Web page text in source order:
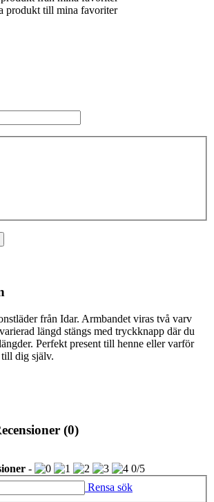
produkt till mina favoriter
från Idar. Armbandet viras två varv
längd stängs med tryckknapp där du
Perfekt present till henne eller varför
dig själv.
(0)
- 0/5
Rensa sök